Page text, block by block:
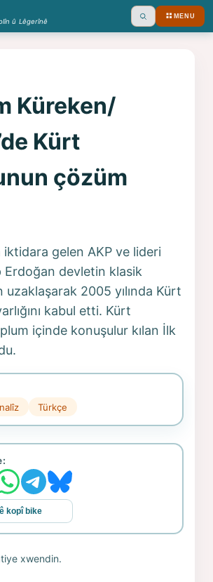
û Lêgerînê Ara MENU
Küreken/
Kürt
çözüm
iktidara gelen AKP ve lideri
Erdoğan devletin klasik
uzaklaşarak 2005 yılında Kürt
kabul etti. Kürt
içinde konuşulur kılan İlk
Türkçe
kopî bike
xwendin.